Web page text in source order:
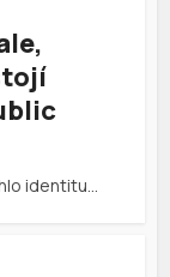
identitu…